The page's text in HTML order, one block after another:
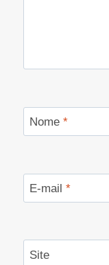
Nome *
E-mail *
Site